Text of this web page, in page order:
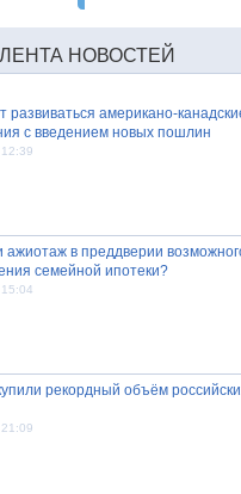
ЛЕНТА НОВОСТЕЙ
развиваться американо-
с введением новых пошлин
12:39
ажиотаж в преддверии
семейной ипотеки?
15:04
рекордный объём
21:09